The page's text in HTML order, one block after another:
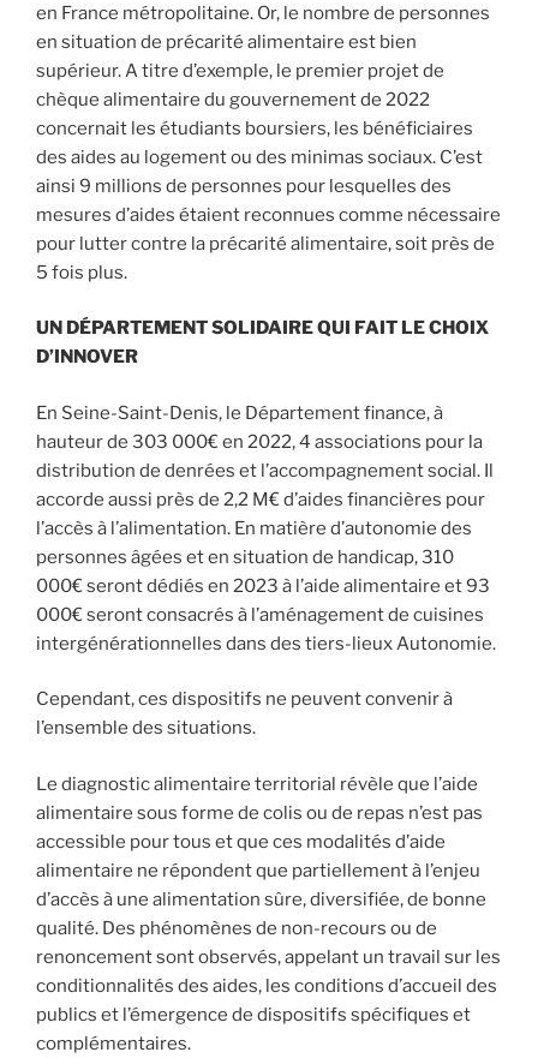
en France métropolitaine. Or, le nombre de personnes
en situation de précarité alimentaire est bien
supérieur. A titre d’exemple, le premier projet de
chèque alimentaire du gouvernement de 2022
concernait les étudiants boursiers, les bénéficiaires
des aides au logement ou des minimas sociaux. C’est
ainsi 9 millions de personnes pour lesquelles des
mesures d’aides étaient reconnues comme nécessaire
pour lutter contre la précarité alimentaire, soit près de
5 fois plus.
UN DÉPARTEMENT SOLIDAIRE QUI FAIT LE CHOIX
D’INNOVER
En Seine-Saint-Denis, le Département finance, à
hauteur de 303 000€ en 2022, 4 associations pour la
distribution de denrées et l’accompagnement social. Il
accorde aussi près de 2,2 M€ d’aides financières pour
l’accès à l’alimentation. En matière d’autonomie des
personnes âgées et en situation de handicap, 310
000€ seront dédiés en 2023 à l’aide alimentaire et 93
000€ seront consacrés à l’aménagement de cuisines
intergénérationnelles dans des tiers-lieux Autonomie.
Cependant, ces dispositifs ne peuvent convenir à
l’ensemble des situations.
Le diagnostic alimentaire territorial révèle que l’aide
alimentaire sous forme de colis ou de repas n’est pas
accessible pour tous et que ces modalités d’aide
alimentaire ne répondent que partiellement à l’enjeu
d’accès à une alimentation sûre, diversifiée, de bonne
qualité. Des phénomènes de non-recours ou de
renoncement sont observés, appelant un travail sur les
conditionnalités des aides, les conditions d’accueil des
publics et l’émergence de dispositifs spécifiques et
complémentaires.